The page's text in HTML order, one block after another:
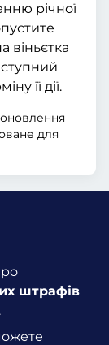
річної
віньєтка
її дії.
для
штрафів
.